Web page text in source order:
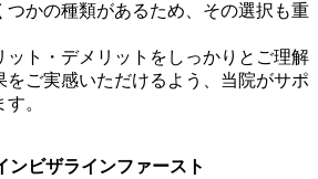
つかの種類があるため、その選択も重
ット・デメリットをしっかりとご理解
をご実感いただけるよう、当院がサポ
。
ンビザラインファースト